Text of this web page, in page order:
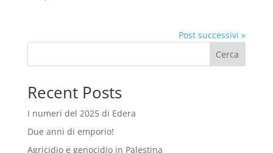
Post successivi »
Cerca
Recent Posts
I numeri del 2025 di Edera
Due anni di emporio!
Agricidio e genocidio in Palestina